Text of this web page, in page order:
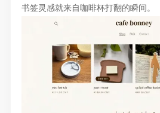
书签灵感就来自咖啡杯打翻的瞬间。